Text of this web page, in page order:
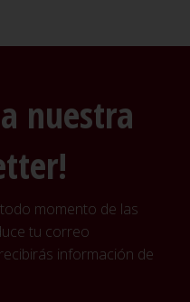
nuestra
momento de las
tu correo
información de